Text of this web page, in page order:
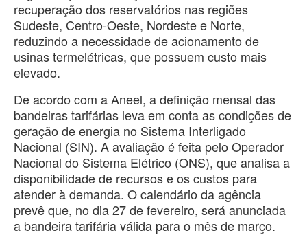
recuperação dos reservatórios nas regiões
Sudeste, Centro-Oeste, Nordeste e Norte,
reduzindo a necessidade de acionamento de
usinas termelétricas, que possuem custo mais
elevado.
De acordo com a Aneel, a definição mensal das
bandeiras tarifárias leva em conta as condições de
geração de energia no Sistema Interligado
Nacional (SIN). A avaliação é feita pelo Operador
Nacional do Sistema Elétrico (ONS), que analisa a
disponibilidade de recursos e os custos para
atender à demanda. O calendário da agência
prevê que, no dia 27 de fevereiro, será anunciada
a bandeira tarifária válida para o mês de março.